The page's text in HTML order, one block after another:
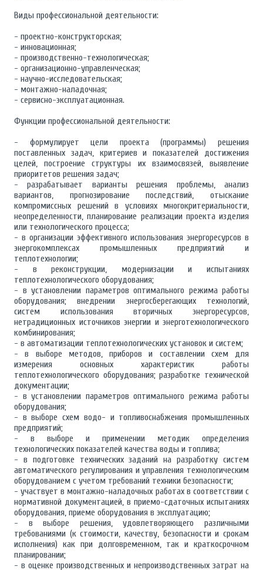
Виды профессиональной деятельности:
- проектно-конструкторская;
- инновационная;
- производственно-технологическая;
- организационно-управленческая;
- научно-исследовательская;
- монтажно-наладочная;
- сервисно-эксплуатационная.
Функции профессиональной деятельности:
- формулирует цели проекта (программы) решения
поставленных задач, критериев и показателей достижения
целей, построение структуры их взаимосвязей, выявление
приоритетов решения задач;
- разрабатывает варианты решения проблемы, анализ
вариантов, прогнозирование последствий, отыскание
компромиссных решений в условиях многокритериальности,
неопределенности, планирование реализации проекта изделия
или технологического процесса;
- в организации эффективного использования энергоресурсов в
энергокомплексах промышленных предприятий и
теплотехнологии;
- в реконструкции, модернизации и испытаниях
теплотехнологического оборудования;
- в установлении параметров оптимального режима работы
оборудования; внедрении энергосберегающих технологий,
систем использования вторичных энергоресурсов,
нетрадиционных источников энергии и энерготехнологического
комбинирования;
- в автоматизации теплотехнологических установок и систем;
- в выборе методов, приборов и составлении схем для
измерения основных характеристик работы
теплотехнологического оборудования; разработке технической
документации;
- в установлении параметров оптимального режима работы
оборудования;
- в выборе схем водо- и топливоснабжения промышленных
предприятий;
- в выборе и применении методик определения
технологических показателей качества воды и топлива;
- в подготовке технических заданий на разработку систем
автоматического регулирования и управления технологическим
оборудованием с учетом требований техники безопасности;
- участвует в монтажно-наладочных работах в соответствии с
нормативной документацией, в приемо-сдаточных испытаниях
оборудования, приеме оборудования в эксплуатацию;
- в выборе решения, удовлетворяющего различными
требованиями (к стоимости, качеству, безопасности и срокам
исполнения) как при долговременном, так и краткосрочном
планировании;
- в оценке производственных и непроизводственных затрат на